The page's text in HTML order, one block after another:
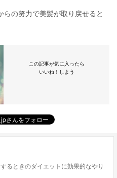
の努力で美髪が取り戻せると
この記事が気に入ったら
いいね！しよう
るときのダイエットに効果的なやり